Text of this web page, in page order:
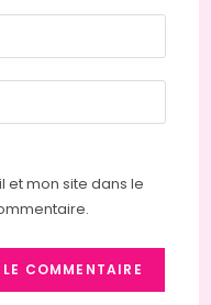
et mon site dans le